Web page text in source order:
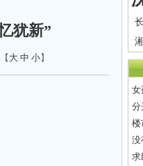
犹新”
大 中 小】
女
分
楼
没
求